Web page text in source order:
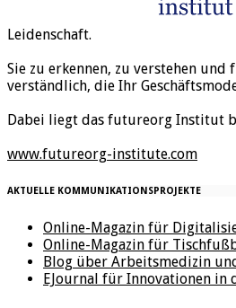
Leidenschaft.
Sie zu erkennen, zu verstehen
verständlich, die Ihr
Dabei liegt das futureorg Institut
www.futureorg-institute.com
AKTUELLE KOMMUNIKATIONSPROJEKTE
Online-Magazin für
Online-Magazin für
Blog über Arbeitsmedizin
EJournal für Innovationen in